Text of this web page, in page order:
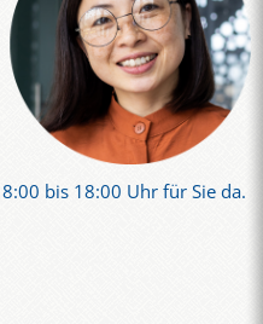
bis 18:00 Uhr für Sie da.